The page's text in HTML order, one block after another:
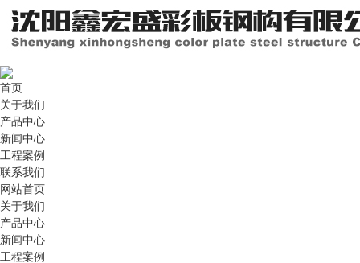
首页
关于我们
产品中心
新闻中心
工程案例
联系我们
网站首页
关于我们
产品中心
新闻中心
工程案例